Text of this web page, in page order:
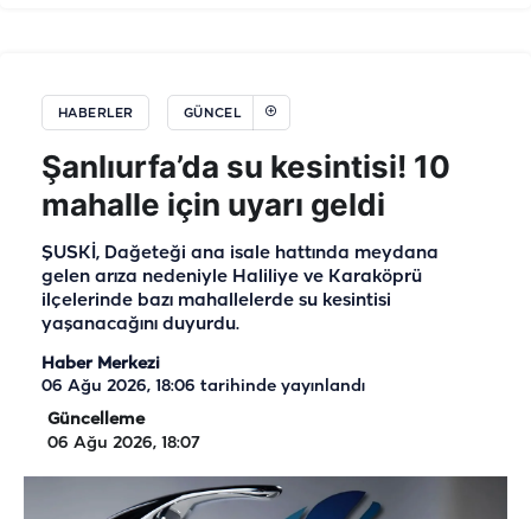
HABERLER GÜNCEL
Şanlıurfa’da su kesintisi! 10
mahalle için uyarı geldi
ŞUSKİ, Dağeteği ana isale hattında meydana
gelen arıza nedeniyle Haliliye ve Karaköprü
ilçelerinde bazı mahallelerde su kesintisi
yaşanacağını duyurdu.
Haber Merkezi
06 Ağu 2026, 18:06 tarihinde yayınlandı
Güncelleme
06 Ağu 2026, 18:07